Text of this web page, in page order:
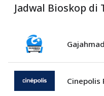
Jadwal Bioskop di
Cinepolis